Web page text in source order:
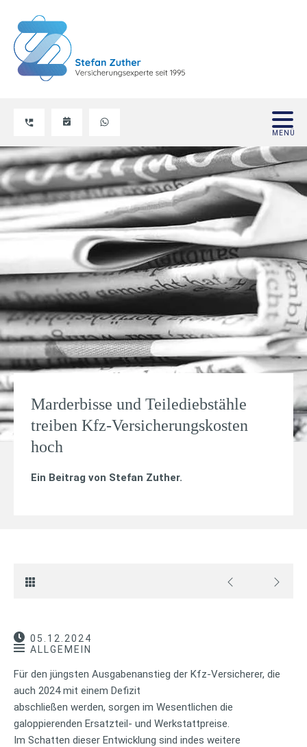
Marderbisse und Teilediebstähle
treiben Kfz-Versicherungskosten
hoch
Ein Beitrag von Stefan Zuther.
05.12.2024
ALLGEMEIN
Für den jüngsten Ausgabenanstieg der Kfz-Versicherer, die
auch 2024 mit einem Defizit
abschließen werden, sorgen im Wesentlichen die
galoppierenden Ersatzteil- und Werkstattpreise.
Im Schatten dieser Entwicklung sind indes weitere